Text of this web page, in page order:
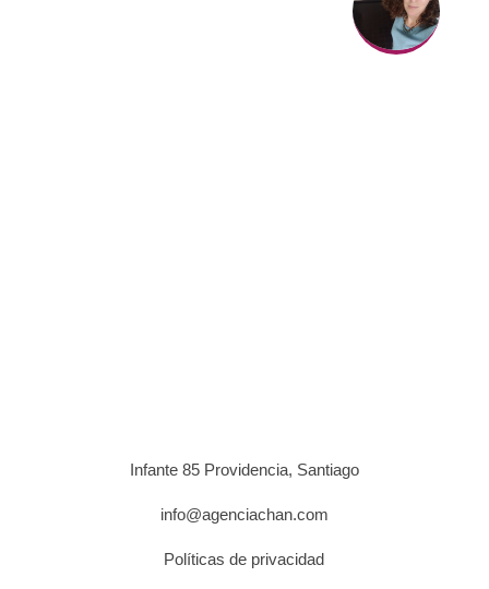
Infante 85 Providencia, Santiago
info@agenciachan.com
Políticas de privacidad